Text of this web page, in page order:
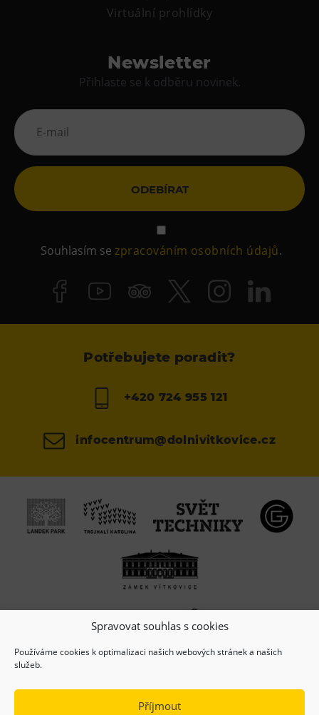
Spravovat souhlas s cookies
Používáme cookies k optimalizaci našich webových stránek a našich
služeb.
Příjmout
Virtuální prohlídky
Newsletter
Přihlaste se k odběru novinek.
ODEBÍRAT
Souhlasím sezpracováním osobních údajů.
Potřebujete poradit?
+420 724 955 121
infocentrum@dolnivitkovice.cz